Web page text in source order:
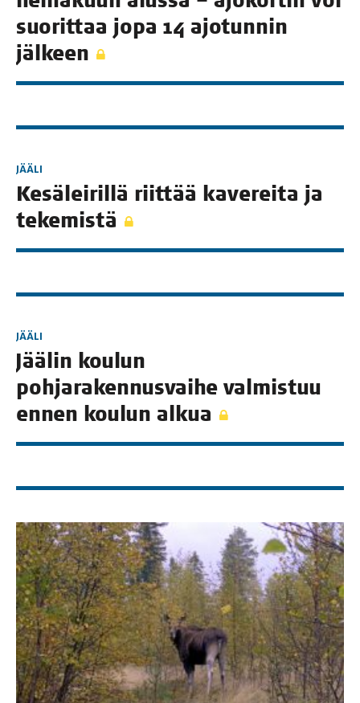
suo­rit­taa jopa 14 ajo­tun­nin
jälkeen
JÄÄLI
Kesä­lei­ril­lä riit­tää kave­rei­ta ja
tekemistä
JÄÄLI
Jää­lin kou­lun
poh­ja­ra­ken­nus­vai­he val­mis­tuu
ennen kou­lun alkua